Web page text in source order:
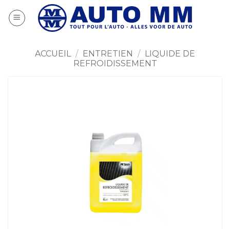
au
ACCUEIL / ENTRETIEN / LIQUIDE DE
REFROIDISSEMENT